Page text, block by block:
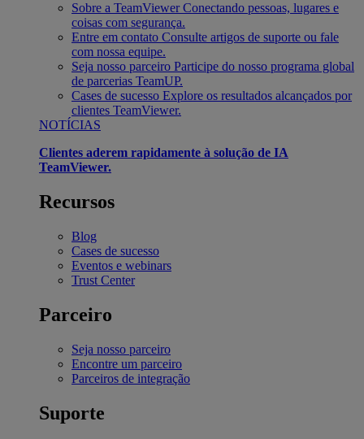
Sobre a TeamViewer Conectando pessoas, lugares e
coisas com segurança.
Entre em contato Consulte artigos de suporte ou fale
com nossa equipe.
Seja nosso parceiro Participe do nosso programa global
de parcerias TeamUP.
Cases de sucesso Explore os resultados alcançados por
clientes TeamViewer.
NOTÍCIAS
Clientes aderem rapidamente à solução de IA
TeamViewer.
Recursos
Blog
Cases de sucesso
Eventos e webinars
Trust Center
Parceiro
Seja nosso parceiro
Encontre um parceiro
Parceiros de integração
Suporte